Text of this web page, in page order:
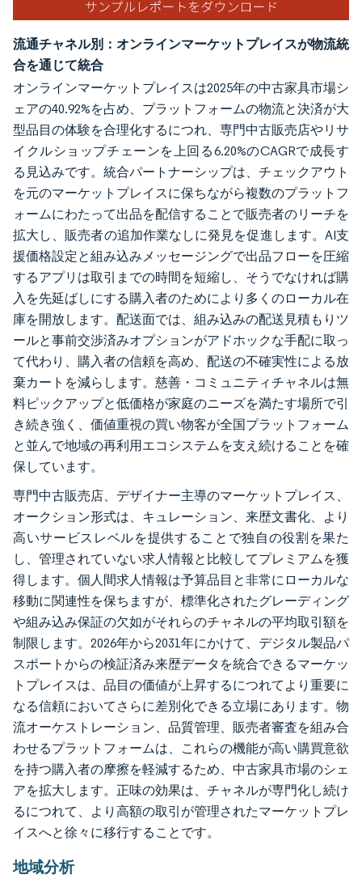
流通チャネル別：オンラインマーケットプレイスが物流統
合を通じて統合
オンラインマーケットプレイスは2025年の中古家具市場シ
ェアの40.92%を占め、プラットフォームの物流と決済が大
型品目の体験を合理化するにつれ、専門中古販売店やリサ
イクルショップチェーンを上回る6.20%のCAGRで成長す
る見込みです。統合パートナーシップは、チェックアウト
を元のマーケットプレイスに保ちながら複数のプラットフ
ォームにわたって出品を配信することで販売者のリーチを
拡大し、販売者の追加作業なしに発見を促進します。AI支
援価格設定と組み込みメッセージングで出品フローを圧縮
するアプリは取引までの時間を短縮し、そうでなければ購
入を先延ばしにする購入者のためにより多くのローカル在
庫を開放します。配送面では、組み込みの配送見積もりツ
ールと事前交渉済みオプションがアドホックな手配に取っ
て代わり、購入者の信頼を高め、配送の不確実性による放
棄カートを減らします。慈善・コミュニティチャネルは無
料ピックアップと低価格が家庭のニーズを満たす場所で引
き続き強く、価値重視の買い物客が全国プラットフォーム
と並んで地域の再利用エコシステムを支え続けることを確
保しています。
専門中古販売店、デザイナー主導のマーケットプレイス、
オークション形式は、キュレーション、来歴文書化、より
高いサービスレベルを提供することで独自の役割を果た
し、管理されていない求人情報と比較してプレミアムを獲
得します。個人間求人情報は予算品目と非常にローカルな
移動に関連性を保ちますが、標準化されたグレーディング
や組み込み保証の欠如がそれらのチャネルの平均取引額を
制限します。2026年から2031年にかけて、デジタル製品パ
スポートからの検証済み来歴データを統合できるマーケッ
トプレイスは、品目の価値が上昇するにつれてより重要に
なる信頼においてさらに差別化できる立場にあります。物
流オーケストレーション、品質管理、販売者審査を組み合
わせるプラットフォームは、これらの機能が高い購買意欲
を持つ購入者の摩擦を軽減するため、中古家具市場のシェ
アを拡大します。正味の効果は、チャネルが専門化し続け
るにつれて、より高額の取引が管理されたマーケットプレ
イスへと徐々に移行することです。
地域分析